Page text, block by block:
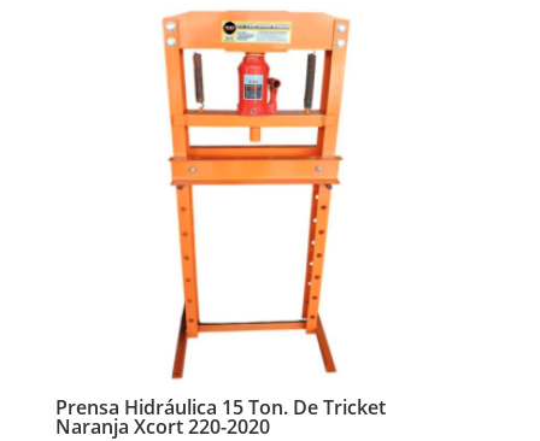
Prensa Hidráulica 15 Ton. De Tricket
Naranja Xcort 220-2020